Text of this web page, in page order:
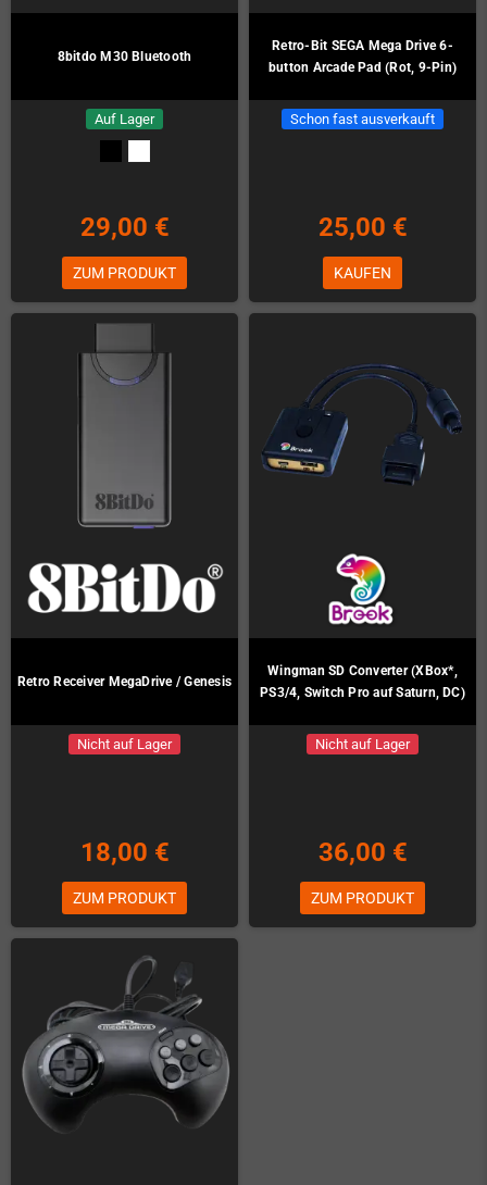
8bitdo M30 Bluetooth
Auf Lager
29,00 €
ZUM PRODUKT
Retro-Bit SEGA Mega Drive 6-
button Arcade Pad (Rot, 9-Pin)
Schon fast ausverkauft
25,00 €
KAUFEN
Retro Receiver MegaDrive / Genesis
Nicht auf Lager
18,00 €
ZUM PRODUKT
Wingman SD Converter (XBox*,
PS3/4, Switch Pro auf Saturn, DC)
Nicht auf Lager
36,00 €
ZUM PRODUKT